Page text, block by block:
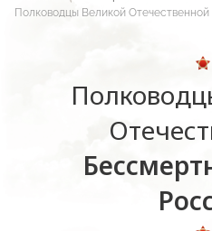
Полководцы Великой Отечественной